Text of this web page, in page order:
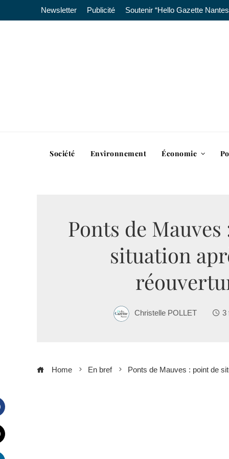
Newsletter Publicité Soutenir “Hello Gazette
Société Environnement Économie
Ponts de
situation
Christelle POLLET 3
Home En bref Ponts de Mauves : point de